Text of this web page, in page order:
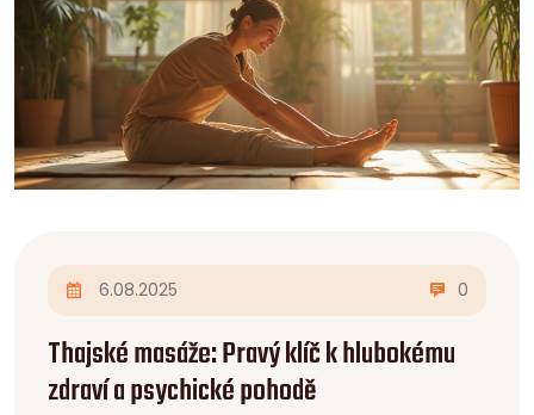
6.08.2025 0
Thajské masáže: Pravý klíč k hlubokému
zdraví a psychické pohodě